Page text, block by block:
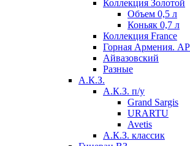
Коллекция Золотой
Объем 0,5 л
Коньяк 0,7 л
Коллекция France
Горная Армения.
Айвазовский
Разные
А.К.З.
А.К.З. п/у
Grand Sargis
URARTU
Avetis
А.К.З. классик